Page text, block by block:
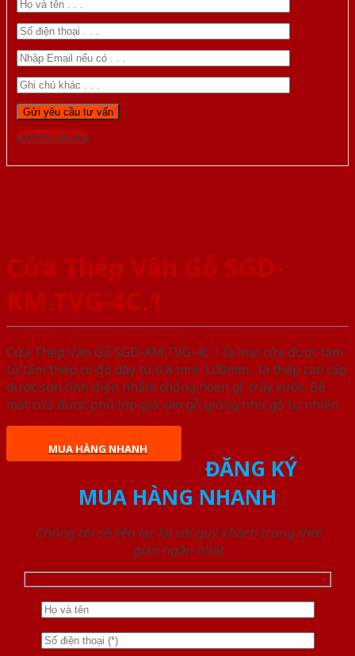
Gọi 0976.169.864
Cửa Thép Vân Gỗ SGD-
KM.TVG-4C.1
Cửa Thép Vân Gỗ SGD-KM.TVG-4C.1 là loại cửa được làm
từ tấm thép có độ dày từ 0,8 mm-1.00mm , là thép cao cấp
được sơn tĩnh điện nhằm chống hoen gỉ, trầy xước. Bề
mặt cửa được phủ lớp giả vân gỗ giống như gỗ tự nhiên
MUA HÀNG NHANH
ĐĂNG KÝ
MUA HÀNG NHANH
Chúng tôi sẽ liên lạc lại với quý khách trong thời
gian ngắn nhất